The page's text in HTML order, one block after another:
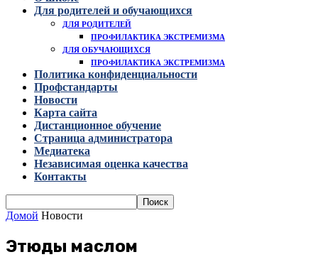
Для родителей и обучающихся
ДЛЯ РОДИТЕЛЕЙ
ПРОФИЛАКТИКА ЭКСТРЕМИЗМА
ДЛЯ ОБУЧАЮЩИХСЯ
ПРОФИЛАКТИКА ЭКСТРЕМИЗМА
Политика конфиденциальности
Профстандарты
Новости
Карта сайта
Дистанционное обучение
Страница администратора
Медиатека
Независимая оценка качества
Контакты
Домой Новости
Этюды маслом